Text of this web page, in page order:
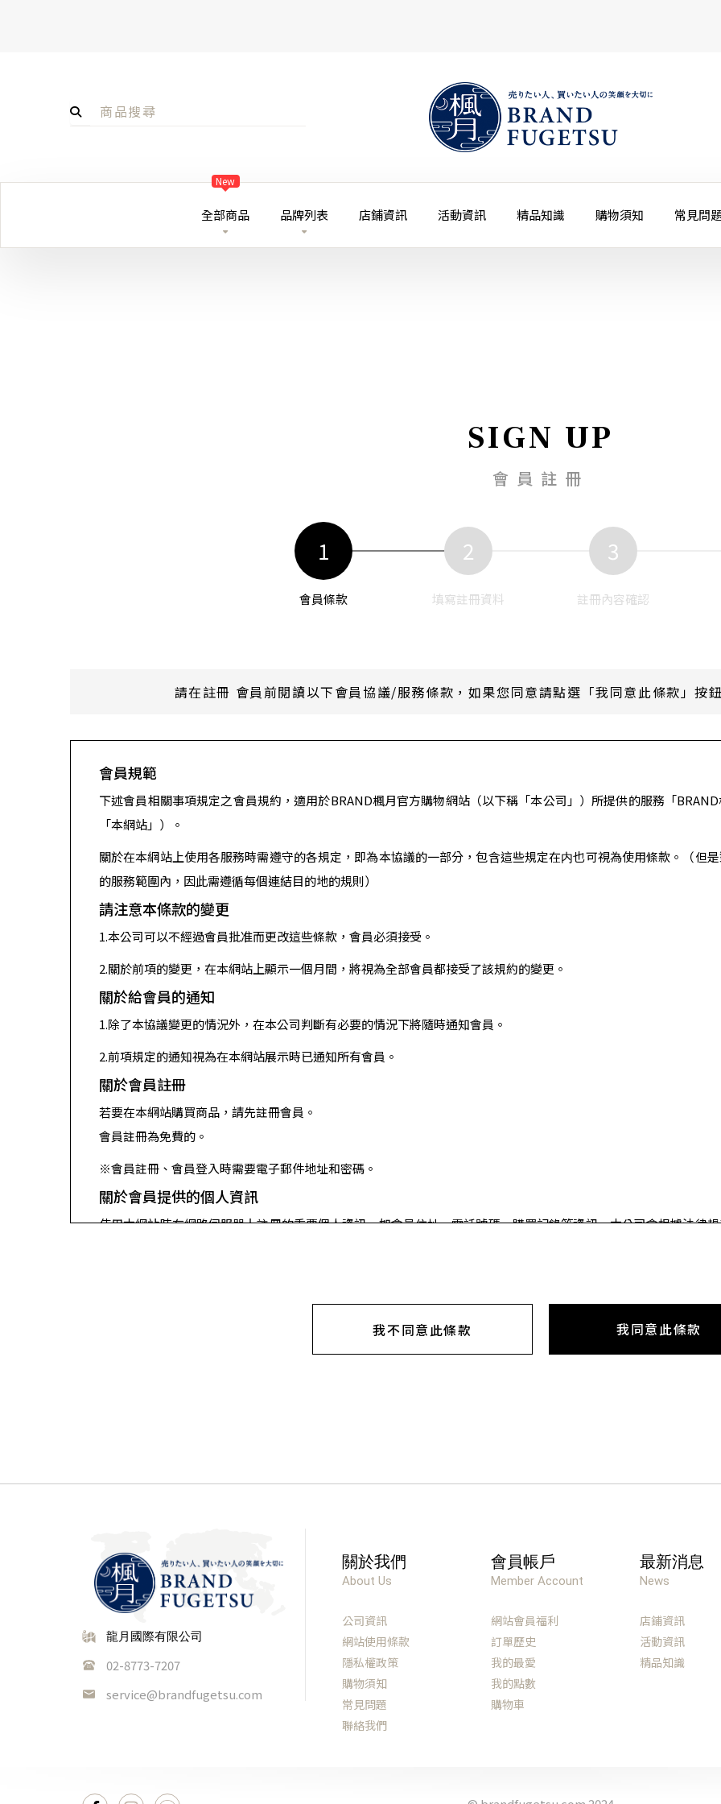
全部商品
New
品牌列表 店鋪資訊 活動資訊 精品知識 購物須知 常見問
SIGN UP
會員註冊
1
會員條款
2
填寫註冊資料
3
註冊內容確認
請在註冊 會員前閱讀以下會員協議/服務條款，如果您同意請點選「我同意此條款」按
會員規範
下述會員相關事項規定之會員規約，適用於BRAND楓月官方購物網站（以下稱「本公司」）所提供的服務「
「本網站」）。
關於在本網站上使用各服務時需遵守的各規定，即為本協議的一部分，包含這些規定在内也可視為使用條款。（但
的服務範圍內，因此需遵循每個連結目的地的規則）
請注意本條款的變更
1.本公司可以不經過會員批准而更改這些條款，會員必須接受。
2.關於前項的變更，在本網站上顯示一個月間，將視為全部會員都接受了該規約的變更。
關於給會員的通知
1.除了本協議變更的情況外，在本公司判斷有必要的情況下將隨時通知會員。
2.前項規定的通知視為在本網站展示時已通知所有會員。
關於會員註冊
若要在本網站購買商品，請先註冊會員。
會員註冊為免費的。
※會員註冊、會員登入時需要電子郵件地址和密碼。
關於會員提供的個人資訊
使用本網站時在網路伺服器上註冊的重要個人資訊，如會員住址、電話號碼、購買記錄等資訊，本公司會根據法律
當本網站收到會員註冊申請時，若提供的個人資訊不實，或以前曾經被終止會員資格，或註冊非本人的資料等，本網
即使透過了會員註冊，若被證實出現上述有關情況時將立即被取消會員資格。
1.如果發生以下任何一種情況，本公司將有權暫停中斷本網站服務，且不會事先通知會員。
(a)本網站的系統定期維護或緊急維護。
(b)因火災，停電等原因而導致無法繼續提供網站服務。
(c)因地震、火山爆發、水災、海嘯等自然災害導致無法繼續提供本網站服務。
(d)戰爭、動亂、暴動、混亂、勞資糾紛等導致無法再提供本網站服務。
(e)其他在運營或技術上，本網站認為有必要停止或中斷服務的情形。
2.以上所述内容以外的情況而導致本網站提供的服務延遲或中斷等，本公司不對會員或其他第三方因此出現的損害情況
(a)侵害其他會員，第三方或本公司的著作權或其他智慧財產權的行為
我不同意此條款 我同意此條款
龍月國際有限公司
02-8773-7207
service@brandfugetsu.com
關於我們
About Us
公司資訊
網站使用條款
隱私權政策
購物須知
常見問題
聯絡我們
會員帳戶
Member Account
網站會員福利
訂單歷史
我的最愛
我的點數
購物車
最新消息
News
店鋪資訊
活動資訊
精品知識